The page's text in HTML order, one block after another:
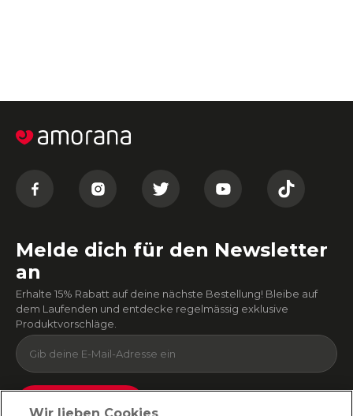
Melde dich für den Newsletter
an
Erhalte 15% Rabatt auf deine nächste Bestellung! Bleibe auf
dem Laufenden und entdecke regelmässig exklusive
Produktvorschläge.
Absenden